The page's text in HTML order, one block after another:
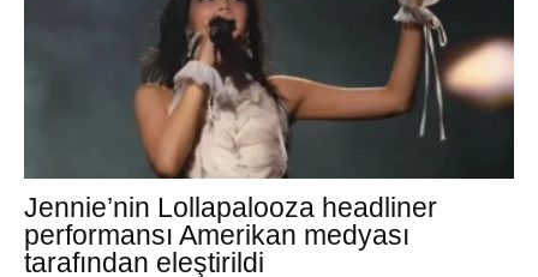
Jennie’nin Lollapalooza headliner
performansı Amerikan medyası
tarafından eleştirildi